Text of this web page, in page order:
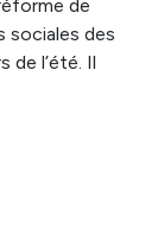
de
sociales des
de l’été. Il